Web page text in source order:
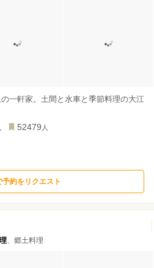
一軒家。土間と水車と季節料理の大江
52479 人
予約をリクエスト
、郷土料理